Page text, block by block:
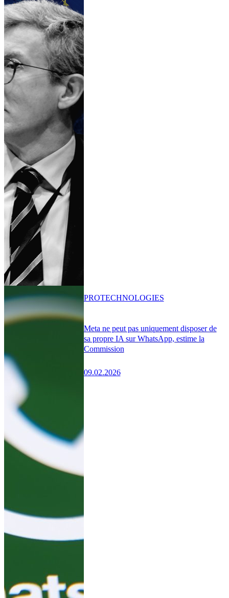
Meta ne peut pas uniquement disposer de
sa propre IA sur WhatsApp, estime la
Commission
09.02.2026
PROTECHNOLOGIES